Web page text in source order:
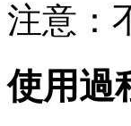
注意：
使用過